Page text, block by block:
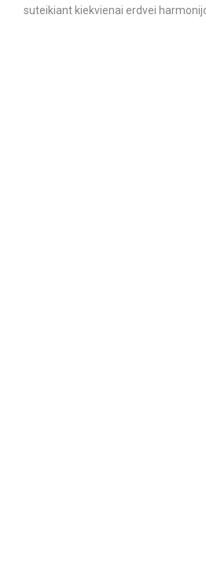
suteikiant kiekvienai erdvei